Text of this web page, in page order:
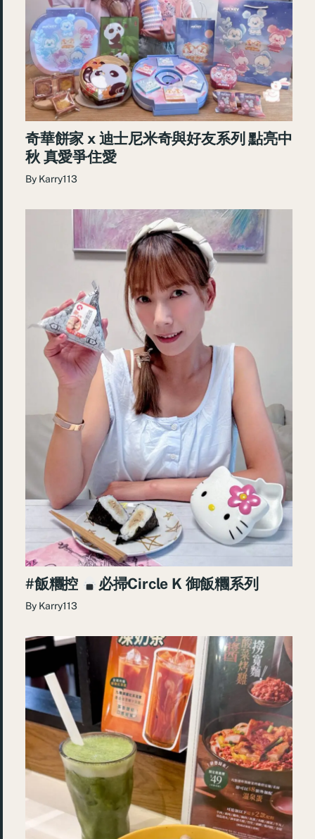
奇華餅家 x 迪士尼米奇與好友系列 點亮中
秋 真愛爭住愛
By Karry113
#飯糰控 必掃Circle K 御飯糰系列
By Karry113